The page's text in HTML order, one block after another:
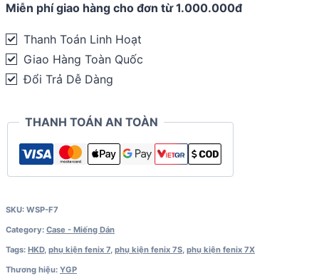
trầy
Garmin
Fenix
7S
(combo
miếng)
quantity
Miễn phí giao hàng cho đơn từ 1.000.000đ
Thanh Toán Linh Hoạt
Giao Hàng Toàn Quốc
Đổi Trả Dễ Dàng
THANH TOÁN AN TOÀN
SKU: WSP-F7
Category: Case - Miếng Dán
Tags: HKD, phụ kiện fenix 7, phụ kiện fenix 7S, phụ kiện fenix 7X
Thương hiệu: YGP